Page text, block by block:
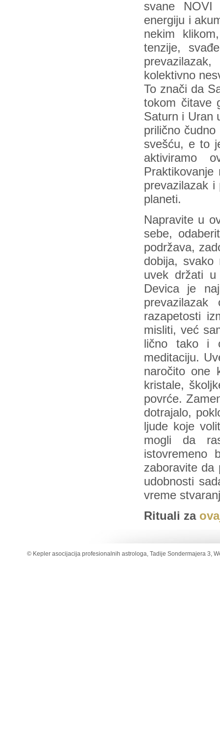
svane NOVI
energiju i
nekim
tenzije,
kolektivno
To znači da
tokom čitave
Saturn i Uran
prilično
svešću, e to
aktiviramo
prevazilazak
planeti.
Napravite u
sebe,
podržava,
dobija,
uvek držati
Devica je
razapetosti
misliti, već
lično tako i
meditaciju.
naročito one
kristale,
povrće.
dotrajalo,
ljude koje
mogli da
istovremeno
zaboravite da
udobnosti
vreme
Rituali za
© Kepler asocijacija profesionalnih astrologa, Tadije Sondermajera 3,